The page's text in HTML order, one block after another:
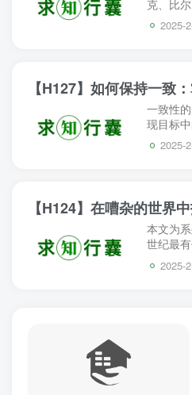
克、比
步。但
2025-
【H127】如何保持一致
一致性
现目标
个人习
2025-
【H124】在嘈杂的世界
本文为
世纪最
个分心
2025-